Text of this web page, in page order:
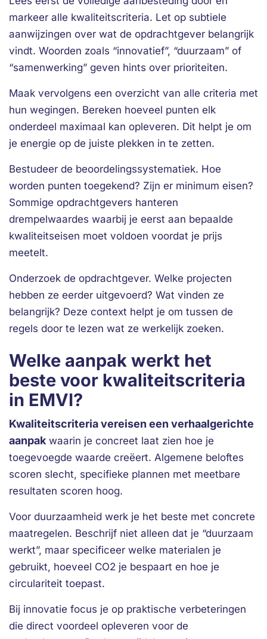
markeer alle kwaliteitscriteria. Let op subtiele
aanwijzingen over wat de opdrachtgever belangrijk
vindt. Woorden zoals “innovatief”, “duurzaam” of
“samenwerking” geven hints over prioriteiten.
Maak vervolgens een overzicht van alle criteria met
hun wegingen. Bereken hoeveel punten elk
onderdeel maximaal kan opleveren. Dit helpt je om
je energie op de juiste plekken in te zetten.
Bestudeer de beoordelingssystematiek. Hoe
worden punten toegekend? Zijn er minimum eisen?
Sommige opdrachtgevers hanteren
drempelwaardes waarbij je eerst aan bepaalde
kwaliteitseisen moet voldoen voordat je prijs
meetelt.
Onderzoek de opdrachtgever. Welke projecten
hebben ze eerder uitgevoerd? Wat vinden ze
belangrijk? Deze context helpt je om tussen de
regels door te lezen wat ze werkelijk zoeken.
Welke aanpak werkt het
beste voor kwaliteitscriteria
in EMVI?
Kwaliteitscriteria vereisen een verhaalgerichte
aanpak waarin je concreet laat zien hoe je
toegevoegde waarde creëert. Algemene beloftes
scoren slecht, specifieke plannen met meetbare
resultaten scoren hoog.
Voor duurzaamheid werk je het beste met concrete
maatregelen. Beschrijf niet alleen dat je “duurzaam
werkt”, maar specificeer welke materialen je
gebruikt, hoeveel CO2 je bespaart en hoe je
circulariteit toepast.
Bij innovatie focus je op praktische verbeteringen
die direct voordeel opleveren voor de